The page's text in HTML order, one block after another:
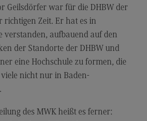
Geilsdörfer war für die DHBW der
richtigen Zeit. Er hat es in
verstanden, aufbauend auf den
der Standorte der DHBW und
eine Hochschule zu formen, die
nicht nur in Baden-
des MWK heißt es ferner: